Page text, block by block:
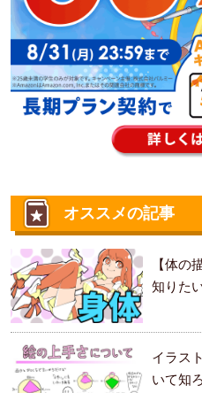
オススメの記事
【体の
知りた
イラス
いて知